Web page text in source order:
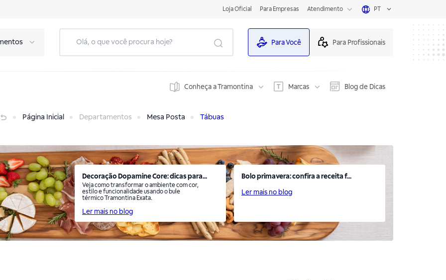
Loja Oficial Para Empresas Atendimento PT
Para Você Para Profissionais
Conheça a Tramontina Marcas Blog de Dicas
Página Inicial Departamentos Mesa Posta Tábuas
Decoração Dopamine Core: dicas para...
Veja como transformar o ambiente com cor,
estilo e funcionalidade usando o bule
térmico Tramontina Exata.
Ler mais no blog
Bolo primavera: confira a receita f...
Ler mais no blog